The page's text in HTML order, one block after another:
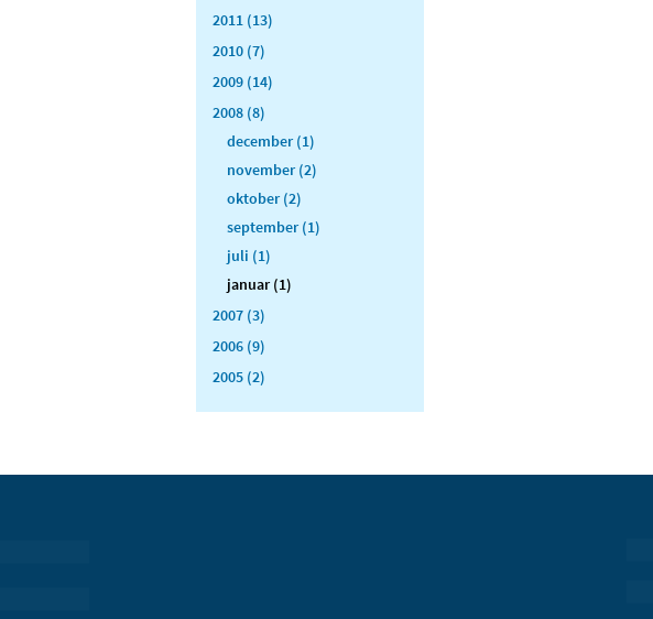
2011 (13)
2010 (7)
2009 (14)
2008 (8)
december (1)
november (2)
oktober (2)
september (1)
juli (1)
januar (1)
2007 (3)
2006 (9)
2005 (2)